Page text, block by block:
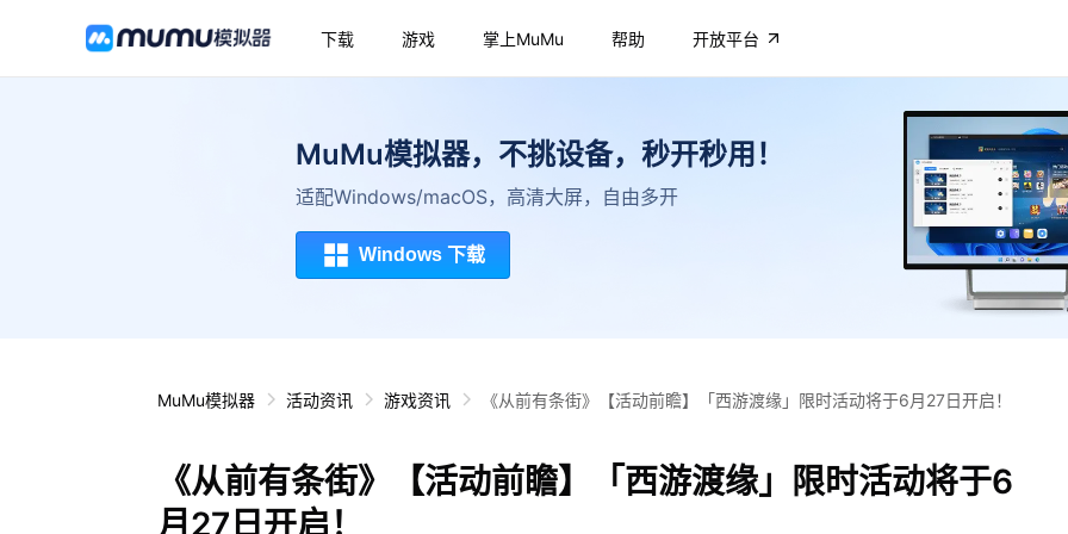
下载 游戏 掌上MuMu 帮助 开放平台
MuMu模拟器，不挑设备，秒开秒用！
适配Windows/macOS，高清大屏，自由多开
Windows 下载
MuMu模拟器 活动资讯 游戏资讯 《从前有条街》【活动前瞻】「西游渡缘」限时活动将于6月27日开启！
《从前有条街》【活动前瞻】「西游渡缘」限时活动将于6
月27日开启！